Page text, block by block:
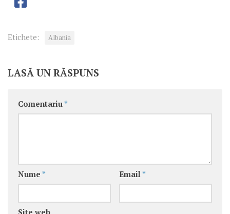
Etichete: Albania
LASĂ UN RĂSPUNS
Comentariu *
Nume * Email *